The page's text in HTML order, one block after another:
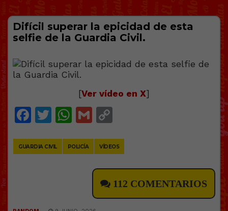
Difícil superar la epicidad de esta
selfie de la Guardia Civil.
[Ver vídeo en X]
Facebook
Twitter
WhatsApp
Gmail
GUARDIA CIVIL POLICÍA VÍDEOS
112 COMENTARIOS